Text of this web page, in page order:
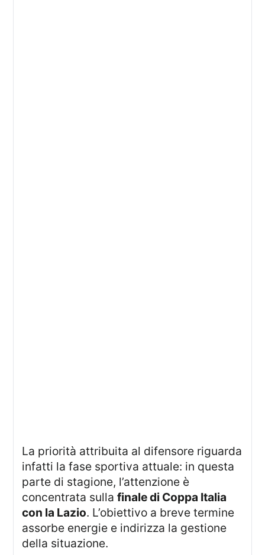
La priorità attribuita al difensore riguarda
infatti la fase sportiva attuale: in questa
parte di stagione, l’attenzione è
concentrata sullafinale di Coppa Italia
con la Lazio. L’obiettivo a breve termine
assorbe energie e indirizza la gestione
della situazione.